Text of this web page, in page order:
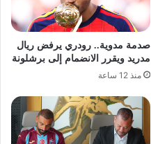
صدمة مدوية.. رودري يرفض ريال
مدريد ويقرر الانضمام إلى برشلونة
منذ 12 ساعة